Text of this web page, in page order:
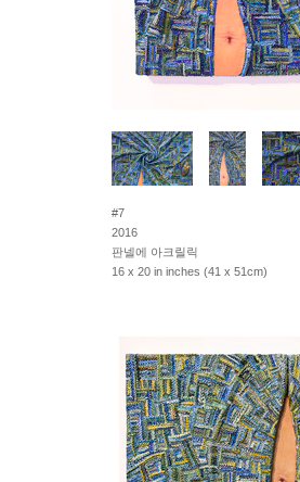
#7
2016
판넬에 아크릴릭
16 x 20 in inches (41 x 51cm)